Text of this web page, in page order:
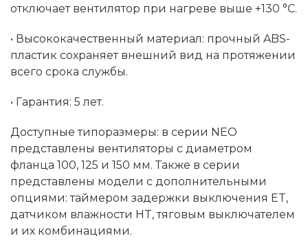
отключает вентилятор при нагреве выше +130 °C.
• Высококачественный материал: прочный ABS-
пластик сохраняет внешний вид на протяжении
всего срока службы.
• Гарантия: 5 лет.
Доступные типоразмеры: в серии NEO
представлены вентиляторы с диаметром
фланца 100, 125 и 150 мм. Также в серии
представлены модели с дополнительными
опциями: таймером задержки выключения ET,
датчиком влажности HT, тяговым выключателем
и их комбинациями.